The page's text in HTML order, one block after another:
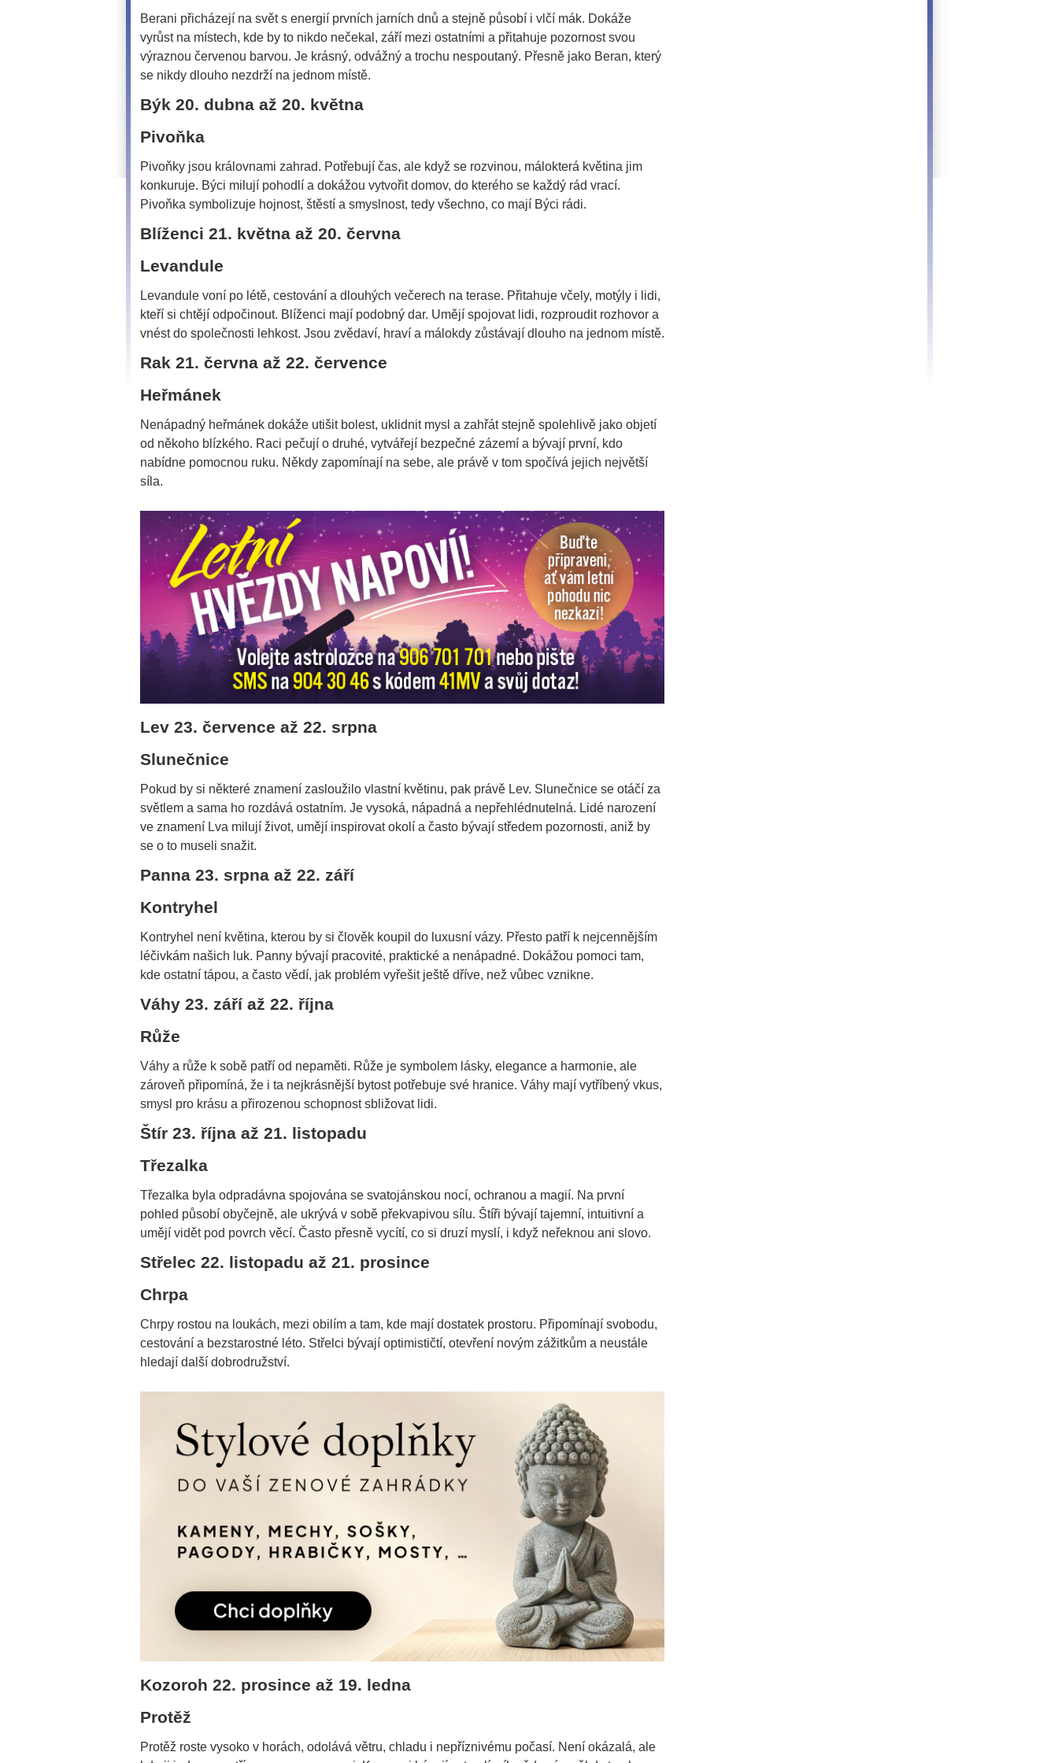
Berani přicházejí na svět s energií prvních jarních dnů a stejně působí i vlčí mák. Dokáže
vyrůst na místech, kde by to nikdo nečekal, září mezi ostatními a přitahuje pozornost svou
výraznou červenou barvou. Je krásný, odvážný a trochu nespoutaný. Přesně jako Beran, který
se nikdy dlouho nezdrží na jednom místě.
Býk 20. dubna až 20. května
Pivoňka
Pivoňky jsou královnami zahrad. Potřebují čas, ale když se rozvinou, málokterá květina jim
konkuruje. Býci milují pohodlí a dokážou vytvořit domov, do kterého se každý rád vrací.
Pivoňka symbolizuje hojnost, štěstí a smyslnost, tedy všechno, co mají Býci rádi.
Blíženci 21. května až 20. června
Levandule
Levandule voní po létě, cestování a dlouhých večerech na terase. Přitahuje včely, motýly i lidi,
kteří si chtějí odpočinout. Blíženci mají podobný dar. Umějí spojovat lidi, rozproudit rozhovor a
vnést do společnosti lehkost. Jsou zvědaví, hraví a málokdy zůstávají dlouho na jednom místě.
Rak 21. června až 22. července
Heřmánek
Nenápadný heřmánek dokáže utišit bolest, uklidnit mysl a zahřát stejně spolehlivě jako objetí
od někoho blízkého. Raci pečují o druhé, vytvářejí bezpečné zázemí a bývají první, kdo
nabídne pomocnou ruku. Někdy zapomínají na sebe, ale právě v tom spočívá jejich největší
síla.
Lev 23. července až 22. srpna
Slunečnice
Pokud by si některé znamení zasloužilo vlastní květinu, pak právě Lev. Slunečnice se otáčí za
světlem a sama ho rozdává ostatním. Je vysoká, nápadná a nepřehlédnutelná. Lidé narození
ve znamení Lva milují život, umějí inspirovat okolí a často bývají středem pozornosti, aniž by
se o to museli snažit.
Panna 23. srpna až 22. září
Kontryhel
Kontryhel není květina, kterou by si člověk koupil do luxusní vázy. Přesto patří k nejcennějším
léčivkám našich luk. Panny bývají pracovité, praktické a nenápadné. Dokážou pomoci tam,
kde ostatní tápou, a často vědí, jak problém vyřešit ještě dříve, než vůbec vznikne.
Váhy 23. září až 22. října
Růže
Váhy a růže k sobě patří od nepaměti. Růže je symbolem lásky, elegance a harmonie, ale
zároveň připomíná, že i ta nejkrásnější bytost potřebuje své hranice. Váhy mají vytříbený vkus,
smysl pro krásu a přirozenou schopnost sbližovat lidi.
Štír 23. října až 21. listopadu
Třezalka
Třezalka byla odpradávna spojována se svatojánskou nocí, ochranou a magií. Na první
pohled působí obyčejně, ale ukrývá v sobě překvapivou sílu. Štíři bývají tajemní, intuitivní a
umějí vidět pod povrch věcí. Často přesně vycítí, co si druzí myslí, i když neřeknou ani slovo.
Střelec 22. listopadu až 21. prosince
Chrpa
Chrpy rostou na loukách, mezi obilím a tam, kde mají dostatek prostoru. Připomínají svobodu,
cestování a bezstarostné léto. Střelci bývají optimističtí, otevření novým zážitkům a neustále
hledají další dobrodružství.
Kozoroh 22. prosince až 19. ledna
Protěž
Protěž roste vysoko v horách, odolává větru, chladu i nepříznivému počasí. Není okázalá, ale